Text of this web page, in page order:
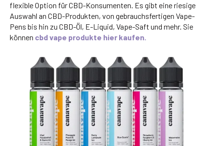
flexible Option für CBD-Konsumenten. Es gibt eine riesige
Auswahl an CBD-Produkten, von gebrauchsfertigen Vape-
Pens bis hin zu CBD-Öl, E-Liquid, Vape-Saft und mehr. Sie
können cbd vape produkte hier kaufen.